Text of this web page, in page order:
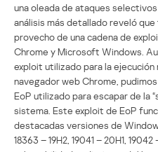
una oleada de ataques
análisis más detallado reveló
provecho de una cadena de
Chrome y Microsoft Windows.
exploit utilizado para la ejecución
navegador web Chrome,
EoP utilizado para escapar de la
sistema. Este exploit de EoP
destacadas versiones de Windows
18363 – 19H2, 19041 – 20H1,